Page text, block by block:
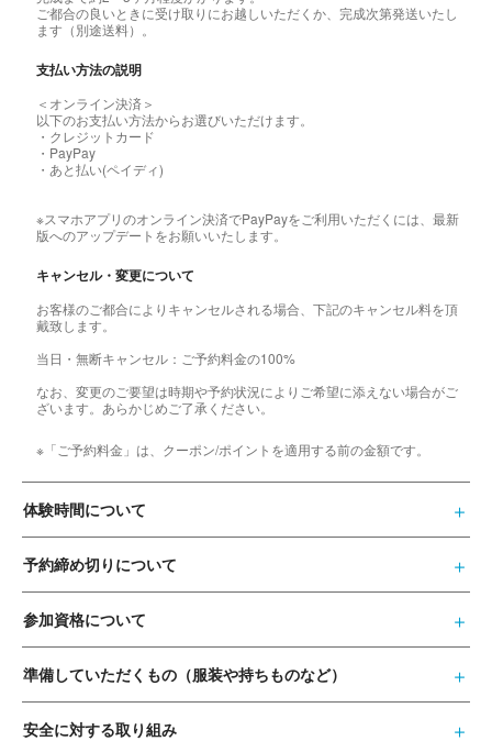
ご都合の良いときに受け取りにお越しいただくか、完成次第発送いたし
ます（別途送料）。
支払い方法の説明
＜オンライン決済＞
以下のお支払い方法からお選びいただけます。
・クレジットカード
・PayPay
・あと払い(ペイディ)
※スマホアプリのオンライン決済でPayPayをご利用いただくには、最新
版へのアップデートをお願いいたします。
キャンセル・変更について
お客様のご都合によりキャンセルされる場合、下記のキャンセル料を頂
戴致します。
当日・無断キャンセル：ご予約料金の100%
なお、変更のご要望は時期や予約状況によりご希望に添えない場合がご
ざいます。あらかじめご了承ください。
※「ご予約料金」は、クーポン/ポイントを適用する前の金額です。
体験時間について
予約締め切りについて
参加資格について
準備していただくもの（服装や持ちものなど）
安全に対する取り組み